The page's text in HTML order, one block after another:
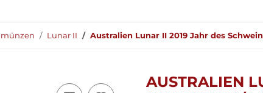
Lunar II Australien Lunar II 2019 Jahr des
AUSTRALIEN